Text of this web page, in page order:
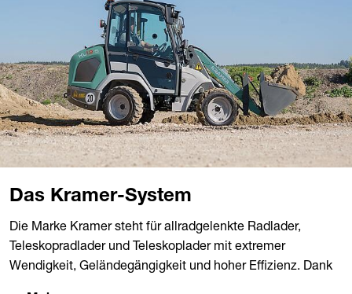
Das Kramer-System
Die Marke Kramer steht für allradgelenkte Radlader,
Teleskopradlader und Teleskoplader mit extremer
Wendigkeit, Geländegängigkeit und hoher Effizienz. Dank